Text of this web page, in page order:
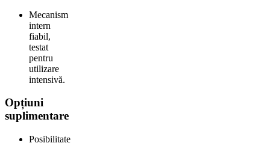
Mecanism
intern
fiabil,
testat
pentru
utilizare
intensivă.
Opțiuni
suplimentare
Posibilitate